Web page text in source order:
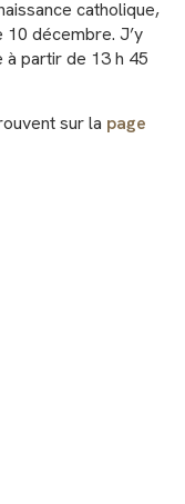
catholique,
10 décembre. J’y
partir de 13 h 45
sur la page